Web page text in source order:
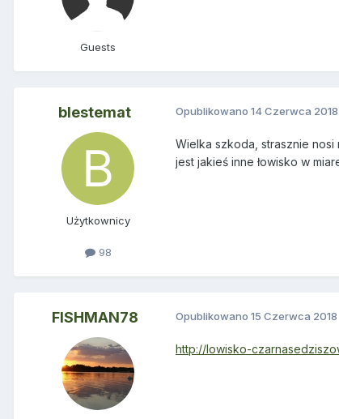
Guests
blestemat
Użytkownicy
98
Opublikowano 14 Czerwca 2018
Wielka szkoda, strasznie nosi
jest jakieś inne łowisko w
FISHMAN78 Opublikowano 15 Czerwca 2018
http://lowisko-